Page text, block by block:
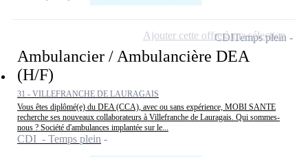
Ambulancier / Ambulancière DEA
(H/F)
31 - VILLEFRANCHE DE LAURAGAIS
Vous êtes diplômé(e) du DEA (CCA), avec ou sans expérience, MOBI SANTE
recherche ses nouveaux collaborateurs à Villefranche de Lauragais. Qui sommes-
nous ? Société d'ambulances implantée sur le...
CDI - Temps plein
CDITemps plein
Ajouter cette offre à ma sélection